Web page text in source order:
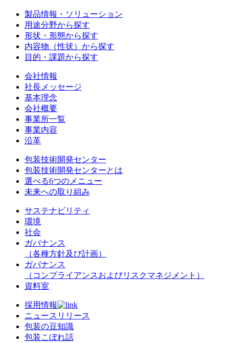
製品情報・ソリューション
用途分野から探す
形状・形態から探す
内容物（性状）から探す
目的・課題から探す
会社情報
社長メッセージ
基本理念
会社概要
事業所一覧
事業内容
沿革
包装技術開発センター
包装技術開発センターとは
選べる6つのメニュー
未来への取り組み
サステナビリティ
環境
社会
ガバナンス
（各種方針及び計画）
ガバナンス
（コンプライアンスおよびリスクマネジメント）
資料室
採用情報
ニュースリリース
包装の豆知識
包装こぼれ話